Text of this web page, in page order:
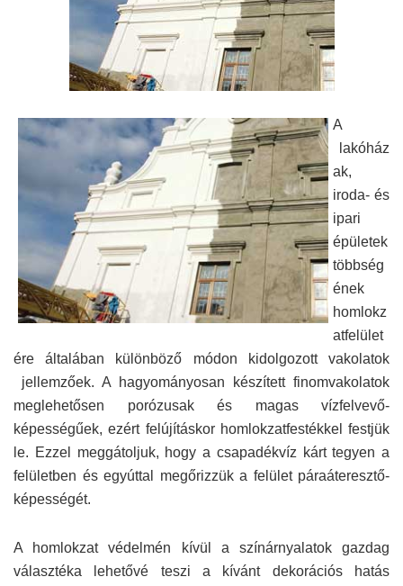
A
lakóház
ak,
iroda- és
ipari
épületek
többség
ének
homlokz
atfelület
ére általában különböző módon kidolgozott vakolatok
jellemzőek. A hagyományosan készített finomvakolatok
meglehetősen porózusak és magas vízfelvevő-
képességűek, ezért felújításkor homlokzatfestékkel festjük
le. Ezzel meggátoljuk, hogy a csapadékvíz kárt tegyen a
felületben és egyúttal megőrizzük a felület páraáteresztő-
képességét.
A homlokzat védelmén kívül a színárnyalatok gazdag
választéka lehetővé teszi a kívánt dekorációs hatás